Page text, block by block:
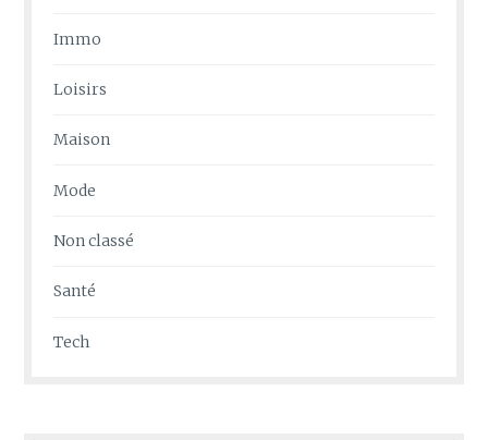
Immo
Loisirs
Maison
Mode
Non classé
Santé
Tech